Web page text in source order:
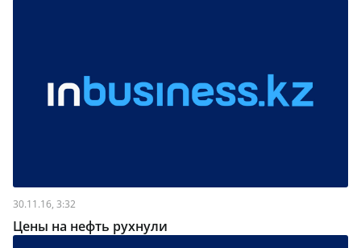
30.11.16, 3:32
Цены на нефть рухнули